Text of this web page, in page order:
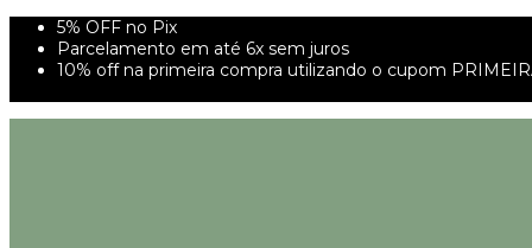
5% OFF no Pix
Parcelamento em até 6x sem juros
10% off na primeira compra utilizando o cupom